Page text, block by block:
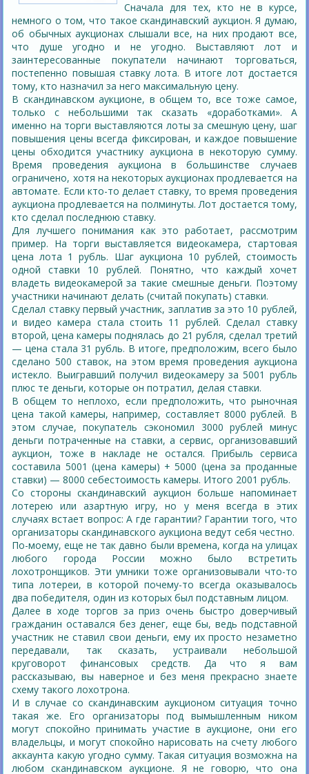
Сначала для тех, кто не в курсе,
немного о том, что такое скандинавский аукцион. Я думаю,
об обычных аукционах слышали все, на них продают все,
что душе угодно и не угодно. Выставляют лот и
заинтересованные покупатели начинают торговаться,
постепенно повышая ставку лота. В итоге лот достается
тому, кто назначил за него максимальную цену.
В скандинавском аукционе, в общем то, все тоже самое,
только с небольшими так сказать «доработками». А
именно на торги выставляются лоты за смешную цену, шаг
повышения цены всегда фиксирован, и каждое повышение
цены обходится участнику аукциона в некоторую сумму.
Время проведения аукциона в большинстве случаев
ограничено, хотя на некоторых аукционах продлевается на
автомате. Если кто-то делает ставку, то время проведения
аукциона продлевается на полминуты. Лот достается тому,
кто сделал последнюю ставку.
Для лучшего понимания как это работает, рассмотрим
пример. На торги выставляется видеокамера, стартовая
цена лота 1 рубль. Шаг аукциона 10 рублей, стоимость
одной ставки 10 рублей. Понятно, что каждый хочет
владеть видеокамерой за такие смешные деньги. Поэтому
участники начинают делать (считай покупать) ставки.
Сделал ставку первый участник, заплатив за это 10 рублей,
и видео камера стала стоить 11 рублей. Сделал ставку
второй, цена камеры поднялась до 21 рубля, сделал третий
— цена стала 31 рубль. В итоге, предположим, всего было
сделано 500 ставок, на этом время проведения аукциона
истекло. Выигравший получил видеокамеру за 5001 рубль
плюс те деньги, которые он потратил, делая ставки.
В общем то неплохо, если предположить, что рыночная
цена такой камеры, например, составляет 8000 рублей. В
этом случае, покупатель сэкономил 3000 рублей минус
деньги потраченные на ставки, а сервис, организовавший
аукцион, тоже в накладе не остался. Прибыль сервиса
составила 5001 (цена камеры) + 5000 (цена за проданные
ставки) — 8000 себестоимость камеры. Итого 2001 рубль.
Со стороны скандинавский аукцион больше напоминает
лотерею или азартную игру, но у меня всегда в этих
случаях встает вопрос: А где гарантии? Гарантии того, что
организаторы скандинавского аукциона ведут себя честно.
По-моему, еще не так давно были времена, когда на улицах
любого города России можно было встретить
лохотронщиков. Эти умники тоже организовывали что-то
типа лотереи, в которой почему-то всегда оказывалось
два победителя, один из которых был подставным лицом.
Далее в ходе торгов за приз очень быстро доверчивый
гражданин оставался без денег, еще бы, ведь подставной
участник не ставил свои деньги, ему их просто незаметно
передавали, так сказать, устраивали небольшой
круговорот финансовых средств. Да что я вам
рассказываю, вы наверное и без меня прекрасно знаете
схему такого лохотрона.
И в случае со скандинавским аукционом ситуация точно
такая же. Его организаторы под вымышленным ником
могут спокойно принимать участие в аукционе, они его
владельцы, и могут спокойно нарисовать на счету любого
аккаунта какую угодно сумму. Такая ситуация возможна на
любом скандинавском аукционе. Я не говорю, что она